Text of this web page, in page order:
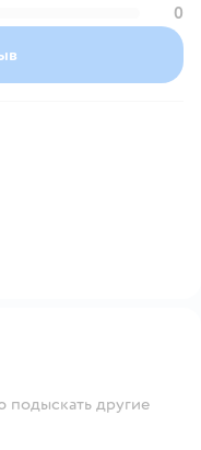
0
другие